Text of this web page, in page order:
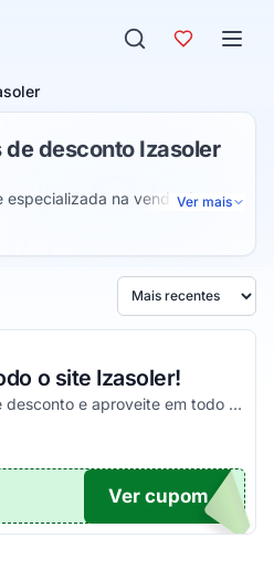
de desconto Izasoler
especializada na venda de
você pode realizar a compra
Ver mais
a 5 estrelas
Ordenar por
o site Izasoler!
Garanta já o seu cupom de desconto e aproveite em todo o site Izasoler!
TICO
Ver cupom